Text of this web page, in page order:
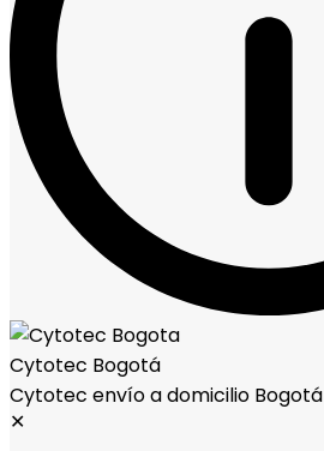
Cytotec Bogotá
Cytotec envío a domicilio Bogotá
✕